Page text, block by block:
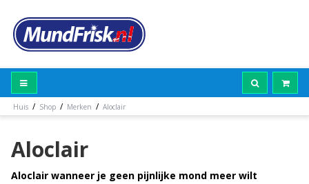
Huis / Shop / Merken / Aloclair
Aloclair
Aloclair wanneer je geen pijnlijke mond meer wilt